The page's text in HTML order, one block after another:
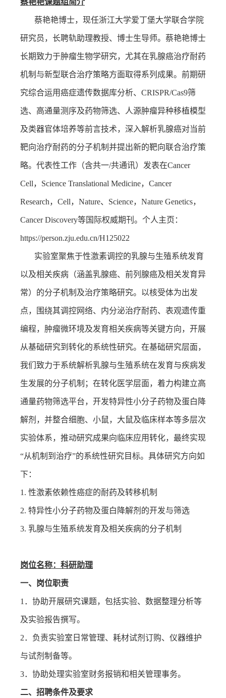
蔡艳艳课题组简介
蔡艳艳博士，现任浙江大学爱丁堡大学联合学院
研究员，长聘轨助理教授、博士生导师。蔡艳艳博士
长期致力于肿瘤生物学研究，尤其在乳腺癌治疗耐药
机制与新型联合治疗策略方面取得系列成果。前期研
究综合运用癌症遗传数据库分析、 CRISPR/Cas9筛
选、高通量测序及药物筛选、人源肿瘤异种移植模型
及类器官体培养等前言技术，深入解析乳腺癌对当前
靶向治疗耐药的分子机制并提出新的靶向联合治疗策
略。代表性工作（含共一/共通讯）发表在Cancer
Cell， Science Translational Medicine， Cancer
Research， Cell， Nature、 Science， Nature Genetics，
Cancer Discovery等国际权威期刊。个人主页：
https://person.zju.edu.cn/H125022
实验室聚焦于性激素调控的乳腺与生殖系统发育
以及相关疾病（涵盖乳腺癌、前列腺癌及相关发育异
常）的分子机制及治疗策略研究。以核受体为出发
点，围绕其调控网络、内分泌治疗耐药、表观遗传重
编程，肿瘤微环境及发育相关疾病等关键方向，开展
从基础研究到转化的系统性研究。在基础研究层面，
我们致力于系统解析乳腺与生殖系统在发育与疾病发
生发展的分子机制；在转化医学层面，着力构建立高
通量药物筛选平台，开发特异性小分子药物及蛋白降
解剂，并整合细胞、小鼠，大鼠及临床样本等多层次
实验体系，推动研究成果向临床应用转化，最终实现
“从机制到治疗”的系统性研究目标。具体研究方向如
下：
1. 性激素依赖性癌症的耐药及转移机制
2. 特异性小分子药物及蛋白降解剂的开发与筛选
3. 乳腺与生殖系统发育及相关疾病的分子机制
岗位名称：科研助理
一、岗位职责
1 ．协助开展研究课题，包括实验、数据整理分析等
及实验报告撰写。
2．负责实验室日常管理、耗材试剂订购、仪器维护
与试剂制备等。
3．协助处理实验室财务报销和相关管理事务。
二、招聘条件及要求